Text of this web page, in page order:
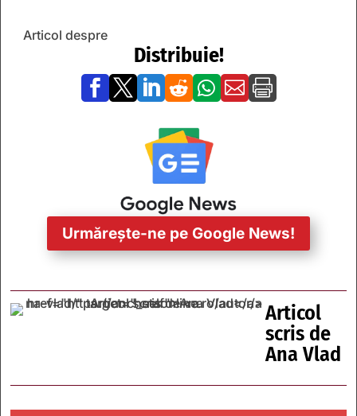
Articol despre
Distribuie!
      
Urmărește-ne pe Google News!
Articol
scris de
Ana Vlad